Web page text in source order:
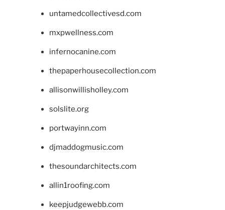
untamedcollectivesd.com
mxpwellness.com
infernocanine.com
thepaperhousecollection.com
allisonwillisholley.com
solslite.org
portwayinn.com
djmaddogmusic.com
thesoundarchitects.com
allin1roofing.com
keepjudgewebb.com